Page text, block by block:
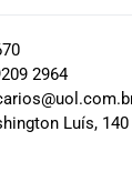
2964
Luís,